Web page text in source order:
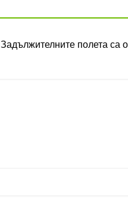
Задължителните полета са